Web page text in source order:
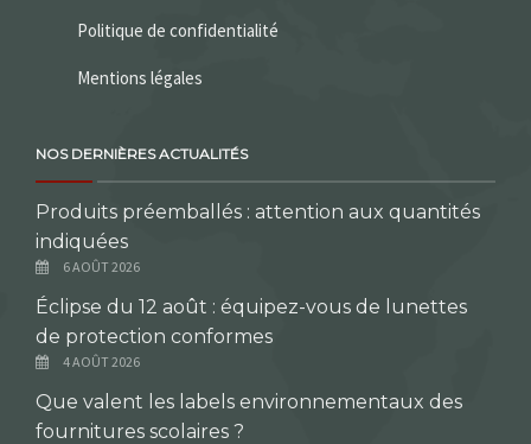
Politique de confidentialité
Mentions légales
NOS DERNIÈRES ACTUALITÉS
Produits préemballés : attention aux quantités
indiquées
6 AOÛT 2026
Éclipse du 12 août : équipez-vous de lunettes
de protection conformes
4 AOÛT 2026
Que valent les labels environnementaux des
fournitures scolaires ?